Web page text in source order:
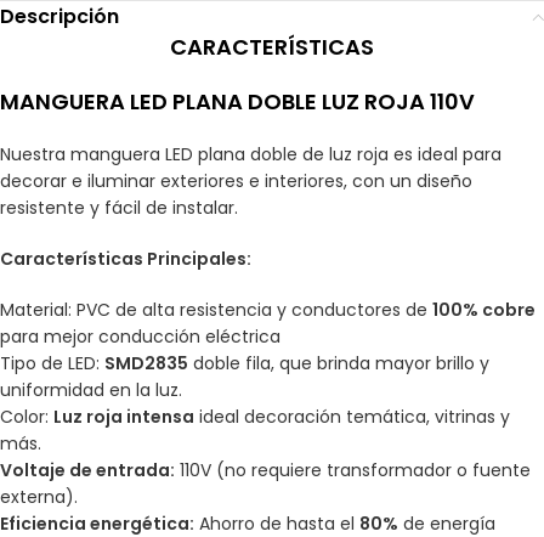
Descripción
CARACTERÍSTICAS
MANGUERA LED PLANA DOBLE LUZ ROJA 110V
Nuestra manguera LED plana doble de luz roja es ideal para
decorar e iluminar exteriores e interiores, con un diseño
resistente y fácil de instalar.
Características Principales:
Material: PVC de alta resistencia y conductores de 100% cobre
para mejor conducción eléctrica
Tipo de LED: SMD2835 doble fila, que brinda mayor brillo y
uniformidad en la luz.
Color: Luz roja intensa ideal decoración temática, vitrinas y
más.
Voltaje de entrada: 110V (no requiere transformador o fuente
externa).
Eficiencia energética: Ahorro de hasta el 80% de energía